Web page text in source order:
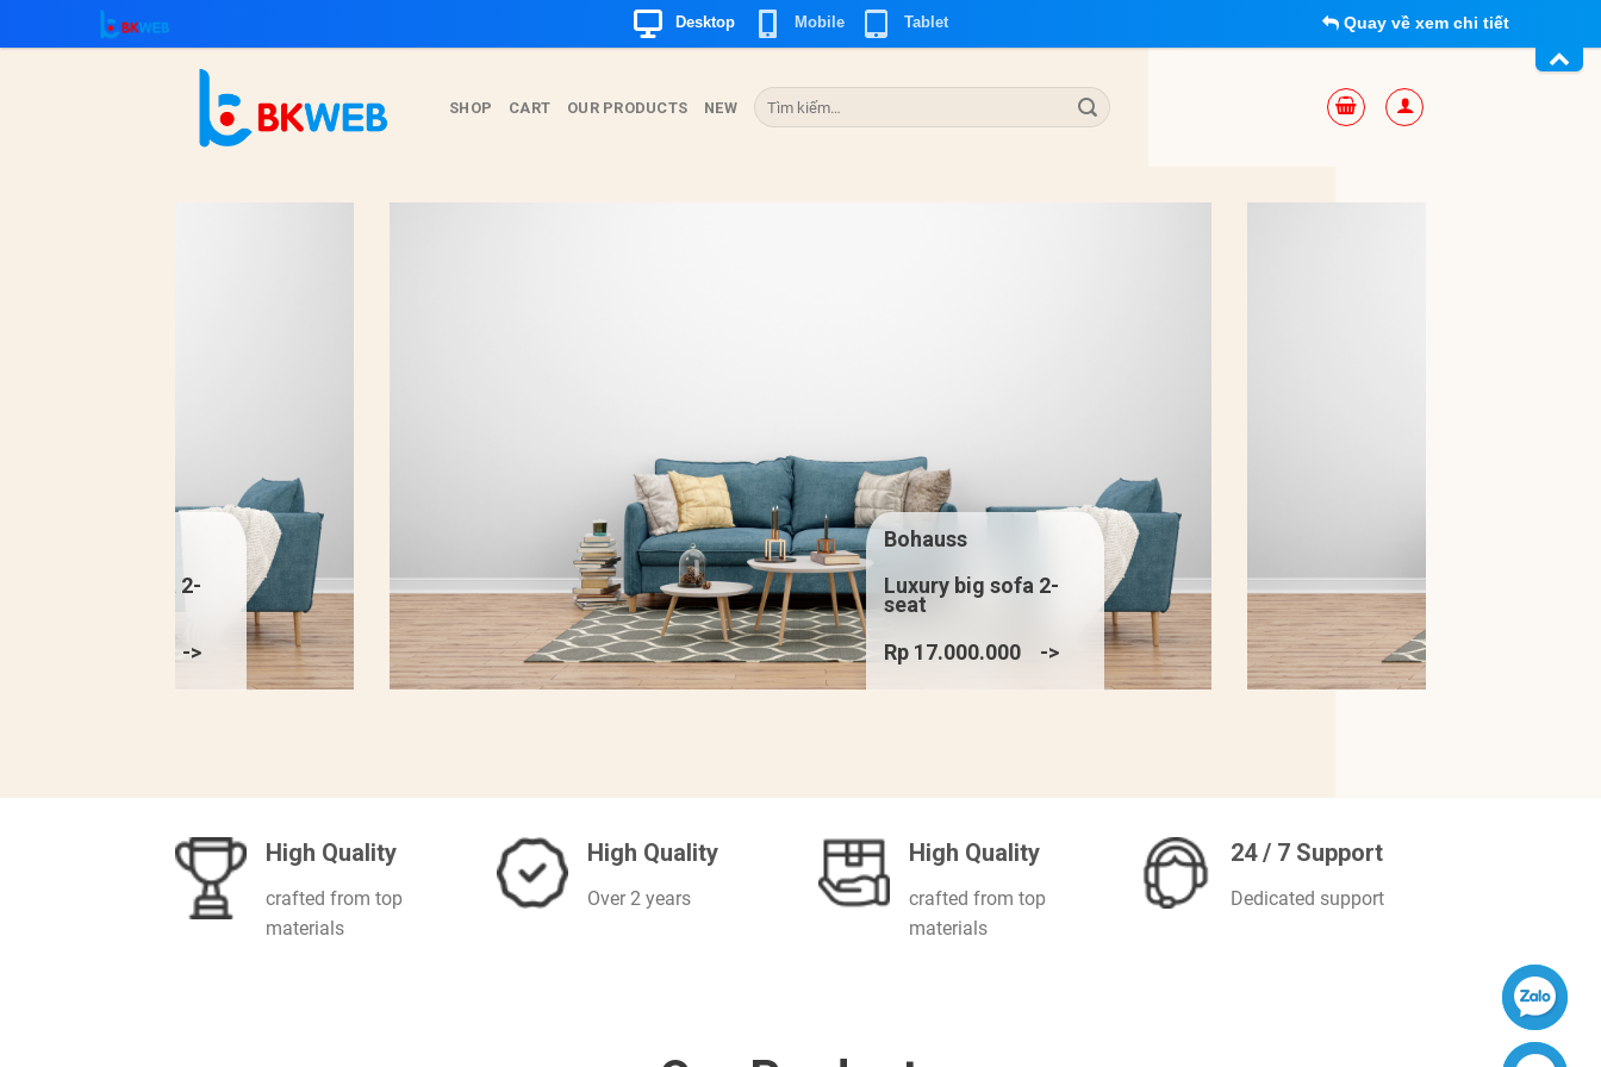
Desktop Mobile Tablet Quay về xem chi tiết